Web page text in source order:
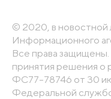
© 2020, в новостной
Информационного
Все права
принятия решения
ФС77-78746 от 30
Федеральной